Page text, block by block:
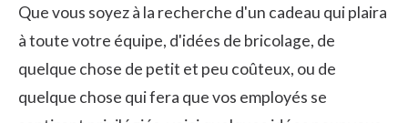
Que vous soyez à la recherche d'un cadeau qui plaira
à toute votre équipe, d'idées de bricolage, de
quelque chose de petit et peu coûteux, ou de
quelque chose qui fera que vos employés se